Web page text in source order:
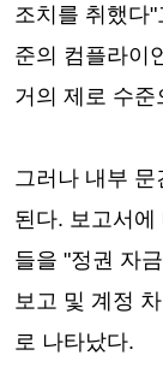
조치를 취했다
준의 컴플라이
거의 제로 수
그러나 내부
된다. 보고서
들을 "정권 자
보고 및 계정
로 나타났다.